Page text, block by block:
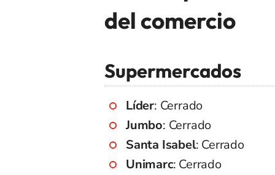
del comercio
Supermercados
Líder: Cerrado
Jumbo: Cerrado
Santa Isabel: Cerrado
Unimarc: Cerrado